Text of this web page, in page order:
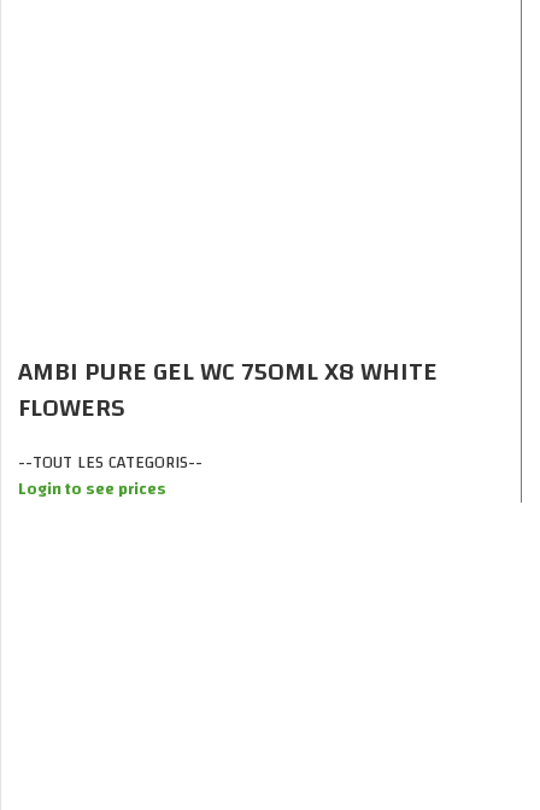
AMBI PURE GEL WC 750ML X8 WHITE
FLOWERS
--TOUT LES CATEGORIS--
Login to see prices